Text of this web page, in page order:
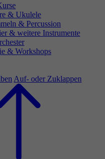
& Ukulele
& Percussion
& weitere Instrumente
& Workshops
Auf- oder Zuklappen